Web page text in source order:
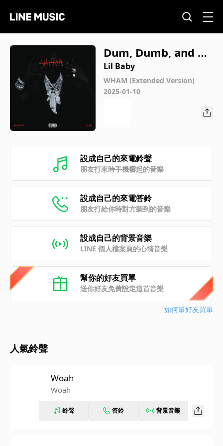
Dum, Dumb, and Du
mber
Lil Baby
WHAM (Extended Version)
2025-01-10
設成自己的來電鈴聲
朋友打來時手機響起的音樂
設成自己的來電答鈴
朋友打給你時對方聽到的音樂
設成自己的背景音樂
LINE 個人檔案頁的心情音樂
幫你的好友買單
送你好友免費設定這首音樂
如何幫好友買單
人氣鈴聲
Woah
Woah
鈴聲 答鈴 背景音樂